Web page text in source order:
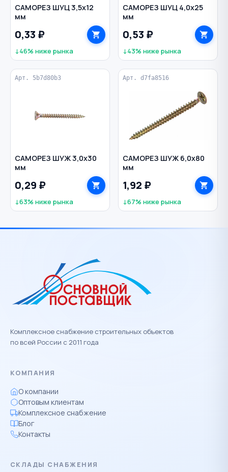
САМОРЕЗ ШУЦ 3,5х12
мм
0,33 ₽
↓46% ниже рынка
САМОРЕЗ ШУЦ 4,0х25
мм
0,53 ₽
↓43% ниже рынка
Арт. 5b7d80b3
САМОРЕЗ ШУЖ 3,0х30
мм
0,29 ₽
↓63% ниже рынка
Арт. d7fa8516
САМОРЕЗ ШУЖ 6,0х80
мм
1,92 ₽
↓67% ниже рынка
Комплексное снабжение строительных объектов
по всей России с 2011 года
КОМПАНИЯ
О компании
Оптовым клиентам
Комплексное снабжение
Блог
Контакты
СКЛАДЫ СНАБЖЕНИЯ